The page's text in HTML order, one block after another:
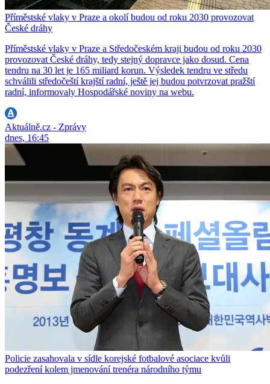
Příměstské vlaky v Praze a okolí budou od roku 2030 provozovat
České dráhy
Příměstské vlaky v Praze a Středočeském kraji budou od roku 2030
provozovat České dráhy, tedy stejný dopravce jako dosud. Cena
tendru na 30 let je 165 miliard korun. Výsledek tendru ve středu
schválili středočeští krajští radní, ještě jej budou potvrzovat pražští
radní, informovaly Hospodářské noviny na webu.
Aktuálně.cz - Zprávy
dnes, 16:45
Policie zasahovala v sídle korejské fotbalové asociace kvůli
podezření kolem jmenování trenéra národního týmu